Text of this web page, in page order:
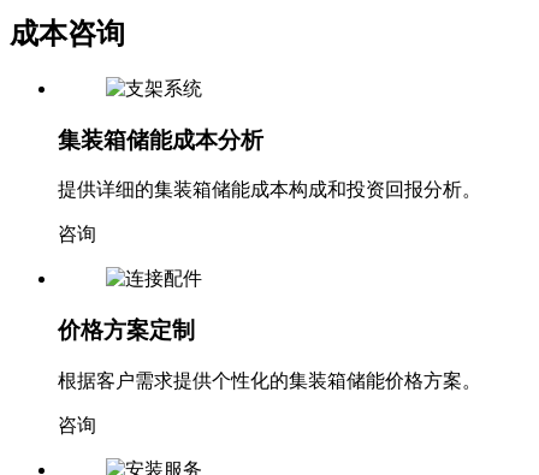
成本咨询
集装箱储能成本分析
提供详细的集装箱储能成本构成和投资回报分析。
咨询
价格方案定制
根据客户需求提供个性化的集装箱储能价格方案。
咨询